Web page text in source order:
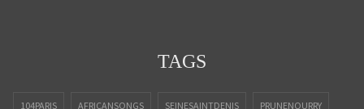
TAGS
104PARIS AFRICANSONGS SEINESAINTDENIS PRUNENOURRY